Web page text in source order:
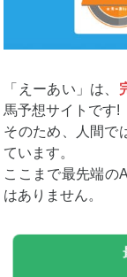
「えーあい」は、
馬予想サイトです!
そのため、人間で
ています。
ここまで最先端の
はありません。